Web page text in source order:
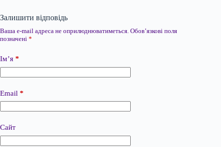
Залишити відповідь
Ваша e-mail адреса не оприлюднюватиметься. Обов’язкові поля
позначені *
Ім’я *
Email *
Сайт